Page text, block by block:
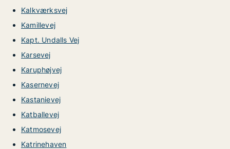
Kalkværksvej
Kamillevej
Kapt. Undalls Vej
Karsevej
Karuphøjvej
Kasernevej
Kastanievej
Katballevej
Katmosevej
Katrinehaven